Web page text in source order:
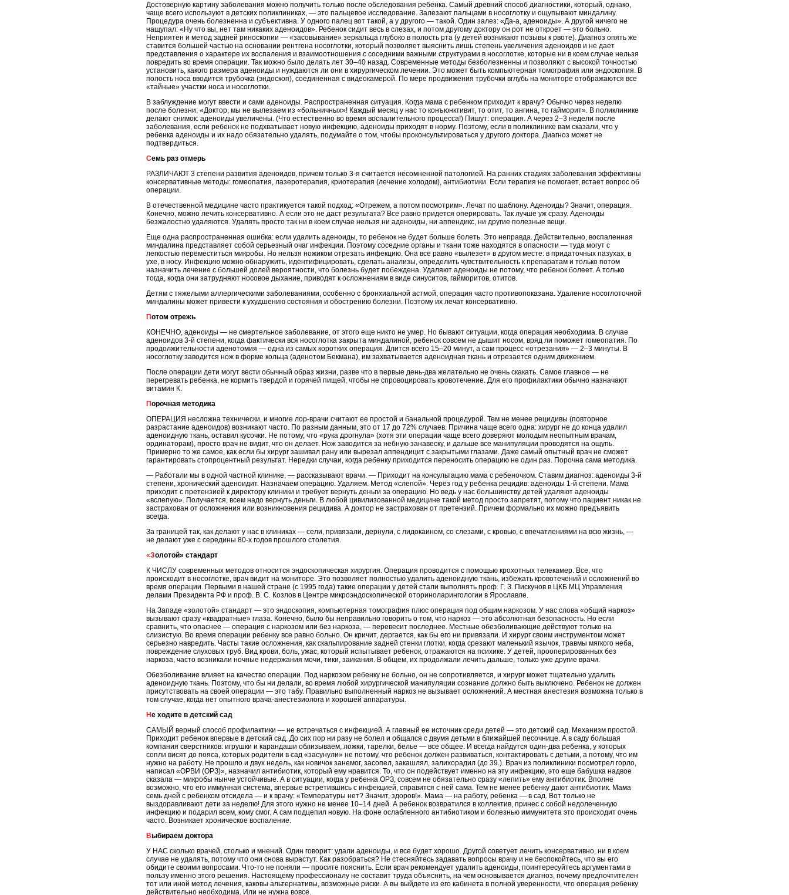
Достоверную картину заболевания можно получить только после обследования ребенка. Самый древний способ диагностики, который, однако,
чаще всего используют в детских поликлиниках, — это пальцевое исследование. Залезают пальцами в носоглотку и ощупывают миндалину.
Процедура очень болезненна и субъективна. У одного палец вот такой, а у другого — такой. Один залез: «Да-а, аденоиды». А другой ничего не
нащупал: «Ну что вы, нет там никаких аденоидов». Ребенок сидит весь в слезах, и потом другому доктору он рот не откроет — это больно.
Неприятен и метод задней риноскопии — «засовывание» зеркальца глубоко в полость рта (у детей возникают позывы к рвоте). Диагноз опять же
ставится большей частью на основании рентгена носоглотки, который позволяет выяснить лишь степень увеличения аденоидов и не дает
представления о характере их воспаления и взаимоотношения с соседними важными структурами в носоглотке, которые ни в коем случае нельзя
повредить во время операции. Так можно было делать лет 30–40 назад. Современные методы безболезненны и позволяют с высокой точностью
установить, какого размера аденоиды и нуждаются ли они в хирургическом лечении. Это может быть компьютерная томография или эндоскопия. В
полость носа вводится трубочка (эндоскоп), соединенная с видеокамерой. По мере продвижения трубочки вглубь на мониторе отображаются все
«тайные» участки носа и носоглотки.
В заблуждение могут ввести и сами аденоиды. Распространенная ситуация. Когда мама с ребенком приходит к врачу? Обычно через неделю
после болезни: «Доктор, мы не вылезаем из «больничных»! Каждый месяц у нас то конъюнктивит, то отит, то ангина, то гайморит». В поликлинике
делают снимок: аденоиды увеличены. (Что естественно во время воспалительного процесса!) Пишут: операция. А через 2–3 недели после
заболевания, если ребенок не подхватывает новую инфекцию, аденоиды приходят в норму. Поэтому, если в поликлинике вам сказали, что у
ребенка аденоиды и их надо обязательно удалять, подумайте о том, чтобы проконсультироваться у другого доктора. Диагноз может не
подтвердиться.
Семь раз отмерь
РАЗЛИЧАЮТ 3 степени развития аденоидов, причем только 3-я считается несомненной патологией. На ранних стадиях заболевания эффективны
консервативные методы: гомеопатия, лазеротерапия, криотерапия (лечение холодом), антибиотики. Если терапия не помогает, встает вопрос об
операции.
В отечественной медицине часто практикуется такой подход: «Отрежем, а потом посмотрим». Лечат по шаблону. Аденоиды? Значит, операция.
Конечно, можно лечить консервативно. А если это не даст результата? Все равно придется оперировать. Так лучше уж сразу. Аденоиды
безжалостно удаляются. Удалять просто так ни в коем случае нельзя ни аденоиды, ни аппендикс, ни другие полезные вещи.
Еще одна распространенная ошибка: если удалить аденоиды, то ребенок не будет больше болеть. Это неправда. Действительно, воспаленная
миндалина представляет собой серьезный очаг инфекции. Поэтому соседние органы и ткани тоже находятся в опасности — туда могут с
легкостью переместиться микробы. Но нельзя ножиком отрезать инфекцию. Она все равно «вылезет» в другом месте: в придаточных пазухах, в
ухе, в носу. Инфекцию можно обнаружить, идентифицировать, сделать анализы, определить чувствительность к препаратам и только потом
назначить лечение с большей долей вероятности, что болезнь будет побеждена. Удаляют аденоиды не потому, что ребенок болеет. А только
тогда, когда они затрудняют носовое дыхание, приводят к осложнениям в виде синуситов, гайморитов, отитов.
Детям с тяжелыми аллергическими заболеваниями, особенно с бронхиальной астмой, операция часто противопоказана. Удаление носоглоточной
миндалины может привести к ухудшению состояния и обострению болезни. Поэтому их лечат консервативно.
Потом отрежь
КОНЕЧНО, аденоиды — не смертельное заболевание, от этого еще никто не умер. Но бывают ситуации, когда операция необходима. В случае
аденоидов 3-й степени, когда фактически вся носоглотка закрыта миндалиной, ребенок совсем не дышит носом, вряд ли поможет гомеопатия. По
продолжительности аденотомия — одна из самых коротких операция. Длится всего 15–20 минут, а сам процесс «отрезания» — 2–3 минуты. В
носоглотку заводится нож в форме кольца (аденотом Бекмана), им захватывается аденоидная ткань и отрезается одним движением.
После операции дети могут вести обычный образ жизни, разве что в первые день-два желательно не очень скакать. Самое главное — не
перегревать ребенка, не кормить твердой и горячей пищей, чтобы не спровоцировать кровотечение. Для его профилактики обычно назначают
витамин К.
Порочная методика
ОПЕРАЦИЯ несложна технически, и многие лор-врачи считают ее простой и банальной процедурой. Тем не менее рецидивы (повторное
разрастание аденоидов) возникают часто. По разным данным, это от 17 до 72% случаев. Причина чаще всего одна: хирург не до конца удалил
аденоидную ткань, оставил кусочки. Не потому, что «рука дрогнула» (хотя эти операции чаще всего доверяют молодым неопытным врачам,
ординаторам), просто врач не видит, что он делает. Нож заводится за небную занавеску, и дальше все манипуляции проводятся на ощупь.
Примерно то же самое, как если бы хирург зашивал рану или вырезал аппендицит с закрытыми глазами. Даже самый опытный врач не сможет
гарантировать стопроцентный результат. Нередки случаи, когда ребенку приходится переносить операцию не один раз. Порочна сама методика.
— Работали мы в одной частной клинике, — рассказывают врачи. — Приходит на консультацию мама с ребеночком. Ставим диагноз: аденоиды 3-й
степени, хронический аденоидит. Назначаем операцию. Удаляем. Метод «слепой». Через год у ребенка рецидив: аденоиды 1-й степени. Мама
приходит с претензией к директору клиники и требует вернуть деньги за операцию. Но ведь у нас большинству детей удаляют аденоиды
«вслепую». Получается, всем надо вернуть деньги. В любой цивилизованной медицине такой метод просто запретят, потому что пациент никак не
застрахован от осложнения или возникновения рецидива. А доктор не застрахован от претензий. Причем формально их можно предъявить
всегда.
За границей так, как делают у нас в клиниках — сели, привязали, дернули, с лидокаином, со слезами, с кровью, с впечатлениями на всю жизнь, —
не делают уже с середины 80-х годов прошлого столетия.
«Золотой» стандарт
К ЧИСЛУ современных методов относится эндоскопическая хирургия. Операция проводится с помощью крохотных телекамер. Все, что
происходит в носоглотке, врач видит на мониторе. Это позволяет полностью удалить аденоидную ткань, избежать кровотечений и осложнений во
время операции. Первыми в нашей стране (с 1995 года) такие операции у детей стали выполнять проф. Г. З. Пискунов в ЦКБ МЦ Управления
делами Президента РФ и проф. В. С. Козлов в Центре микроэндоскопической оториноларингологии в Ярославле.
На Западе «золотой» стандарт — это эндоскопия, компьютерная томография плюс операция под общим наркозом. У нас слова «общий наркоз»
вызывают сразу «квадратные» глаза. Конечно, было бы неправильно говорить о том, что наркоз — это абсолютная безопасность. Но если
сравнить, что опаснее — операция с наркозом или без наркоза, — перевесит последнее. Местные обезболивающие действуют только на
слизистую. Во время операции ребенку все равно больно. Он кричит, дергается, как бы его ни привязали. И хирург своим инструментом может
серьезно навредить. Часты такие осложнения, как скальпирование задней стенки глотки, когда срезают маленький язычок, травмы мягкого неба,
повреждение слуховых труб. Вид крови, боль, ужас, который испытывает ребенок, отражаются на психике. У детей, прооперированных без
наркоза, часто возникали ночные недержания мочи, тики, заикания. В общем, их продолжали лечить дальше, только уже другие врачи.
Обезболивание влияет на качество операции. Под наркозом ребенку не больно, он не сопротивляется, и хирург может тщательно удалить
аденоидную ткань. Поэтому, что бы ни делали, во время любой хирургической манипуляции сознание должно быть выключено. Ребенок не должен
присутствовать на своей операции — это табу. Правильно выполненный наркоз не вызывает осложнений. А местная анестезия возможна только в
том случае, когда нет опытного врача-анестезиолога и хорошей аппаратуры.
Не ходите в детский сад
САМЫЙ верный способ профилактики — не встречаться с инфекцией. А главный ее источник среди детей — это детский сад. Механизм простой.
Приходит ребенок впервые в детский сад. До сих пор ни разу не болел и общался с двумя детьми в ближайшей песочнице. А в саду большая
компания сверстников: игрушки и карандаши облизываем, ложки, тарелки, белье — все общее. И всегда найдутся один-два ребенка, у которых
сопли висят до пояса, которых родители в сад «засунули» не потому, что ребенок должен развиваться, контактировать с детьми, а потому, что им
нужно на работу. Не прошло и двух недель, как новичок занемог, засопел, закашлял, залихорадил (до 39.). Врач из поликлиники посмотрел горло,
написал «ОРВИ (ОРЗ)», назначил антибиотик, который ему нравится. То, что он подействует именно на эту инфекцию, это еще бабушка надвое
сказала — микробы нынче устойчивые. А в ситуации, когда у ребенка ОРЗ, совсем не обязательно сразу «лепить» ему антибиотик. Вполне
возможно, что его иммунная система, впервые встретившись с инфекцией, справится с ней сама. Тем не менее ребенку дают антибиотик. Мама
семь дней с ребенком отсидела — и к врачу: «Температуры нет? Значит, здоров!». Мама — на работу, ребенка — в сад. Вот только не
выздоравливают дети за неделю! Для этого нужно не менее 10–14 дней. А ребенок возвратился в коллектив, принес с собой недолеченную
инфекцию и подарил всем, кому смог. А сам подцепил новую. На фоне ослабленного антибиотиком и болезнью иммунитета это происходит очень
часто. Возникает хроническое воспаление.
Выбираем доктора
У НАС сколько врачей, столько и мнений. Один говорит: удали аденоиды, и все будет хорошо. Другой советует лечить консервативно, ни в коем
случае не удалять, потому что они снова вырастут. Как разобраться? Не стесняйтесь задавать вопросы врачу и не беспокойтесь, что вы его
обидите своими вопросами. Что-то не поняли — просите пояснить. Если врач рекомендует удалить аденоиды, поинтересуйтесь аргументами в
пользу именно этого решения. Настоящему профессионалу не составит труда объяснить, на чем основывается диагноз, почему предпочтителен
тот или иной метод лечения, каковы альтернативы, возможные риски. А вы выйдете из его кабинета в полной уверенности, что операция ребенку
действительно необходима. Или не нужна вовсе.